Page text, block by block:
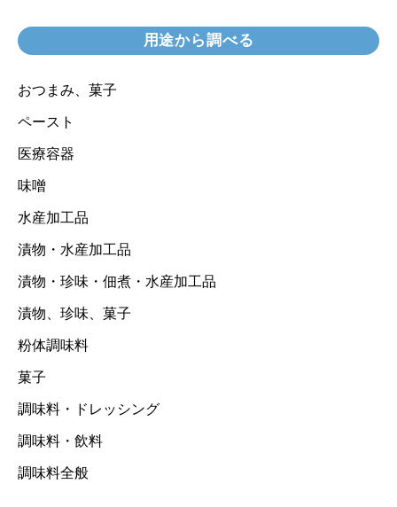
用途から調べる
おつまみ、菓子
ペースト
医療容器
味噌
水産加工品
漬物・水産加工品
漬物・珍味・佃煮・水産加工品
漬物、珍味、菓子
粉体調味料
菓子
調味料・ドレッシング
調味料・飲料
調味料全般